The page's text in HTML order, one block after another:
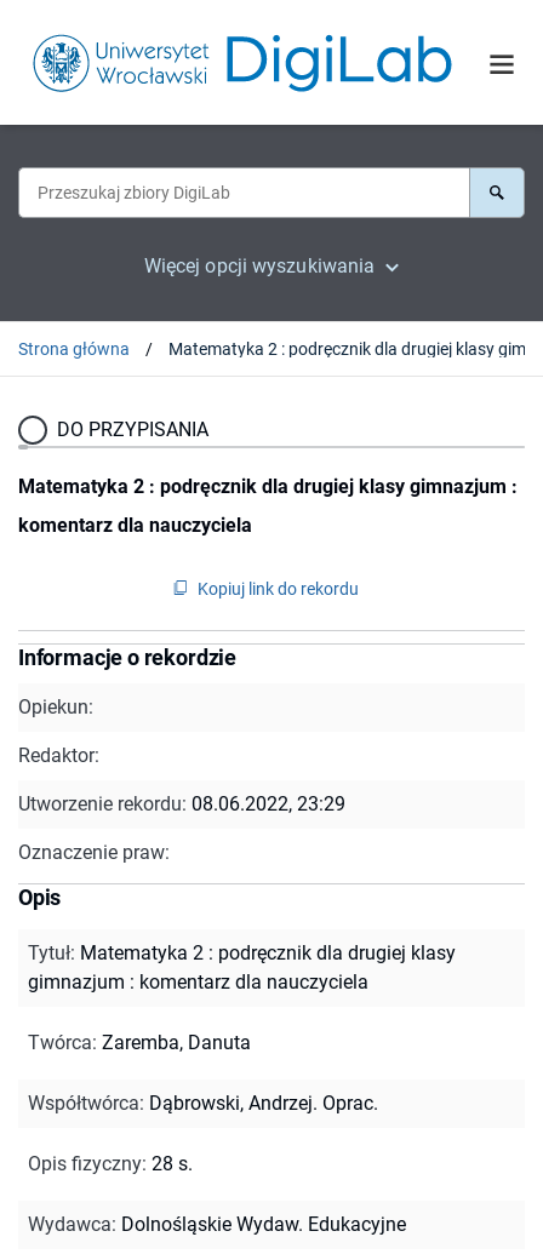
Więcej opcji wyszukiwania
Strona główna
DO PRZYPISANIA
Matematyka 2 : podręcznik dla drugiej klasy gimnazjum :
komentarz dla nauczyciela
Kopiuj link do rekordu
Informacje o rekordzie
Opiekun:
Redaktor:
Utworzenie rekordu: 08.06.2022, 23:29
Oznaczenie praw:
Opis
Tytuł: Matematyka 2 : podręcznik dla drugiej klasy
gimnazjum : komentarz dla nauczyciela
Twórca: Zaremba, Danuta
Współtwórca: Dąbrowski, Andrzej. Oprac.
Opis fizyczny: 28 s.
Wydawca: Dolnośląskie Wydaw. Edukacyjne